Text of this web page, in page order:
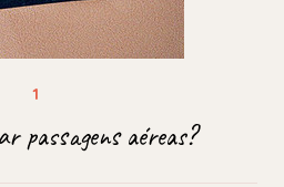
passagens aéreas?